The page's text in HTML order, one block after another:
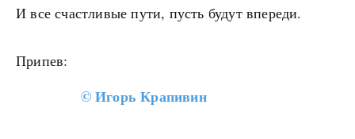
И все счастливые пути, пусть будут впереди.
Припев:
©Игорь Крапивин